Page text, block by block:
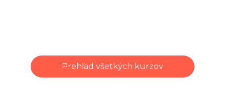
Prehľad všetkých kurzov